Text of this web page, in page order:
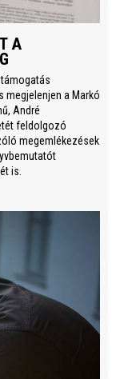
A
megjelenjen a Markó
André
feldolgozó
megemlékezések
is.